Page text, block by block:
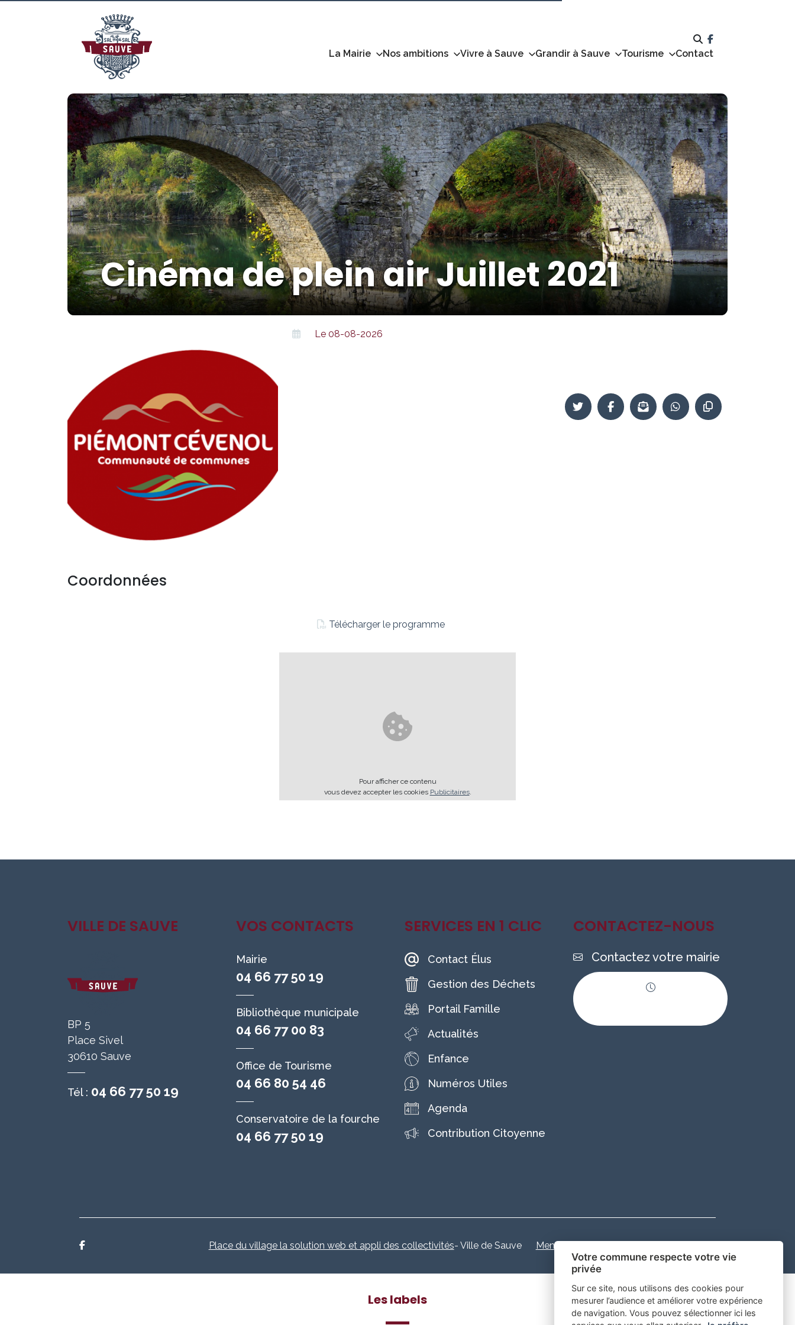
La Mairie Nos ambitions Vivre à Sauve Grandir à Sauve Tourisme Contact
Cinéma de plein air Juillet 2021
Le 08-08-2026
Coordonnées
Télécharger le programme
Pour afficher ce contenu
vous devez accepter les cookies Publicitaires.
VILLE DE SAUVE
BP 5
Place Sivel
30610 Sauve
Tél : 04 66 77 50 19
VOS CONTACTS
Mairie
04 66 77 50 19
Bibliothèque municipale
04 66 77 00 83
Office de Tourisme
04 66 80 54 46
Conservatoire de la fourche
04 66 77 50 19
SERVICES EN 1 CLIC
Contact Élus
Gestion des Déchets
Portail Famille
Actualités
Enfance
Numéros Utiles
Agenda
Contribution Citoyenne
CONTACTEZ-NOUS
Contactez votre mairie
Place du village la solution web et appli des collectivités- Ville de Sauve Mentions légales
Les labels
Votre commune respecte votre vie
privée
Sur ce site, nous utilisons des cookies pour
mesurer l’audience et améliorer votre expérience
de navigation. Vous pouvez sélectionner ici les